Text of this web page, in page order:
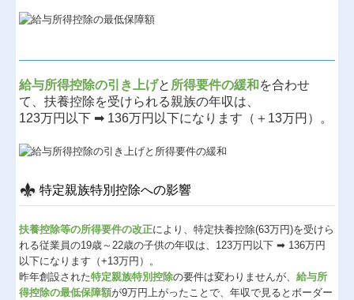
給与所得控除の引き上げと 所得要件の緩和 を合わせ
て、扶養控除を受けられる親族の年収は、
123万円以下 ➡ 136万円以下になります（＋13万円）。
特定親族特別控除への影響
扶養控除等の所得要件の改正により、特定扶養控除(63万円)を受けら
れる従業員の19歳～22歳の子供の年収は、123万円以下 ➡ 136万円
以下になります（+13万円）。
昨年創設された特定親族特別控除の要件は変わりませんが、給与所
得控除の最低保障額が9万円上がったことで、年収で見るとボーダー